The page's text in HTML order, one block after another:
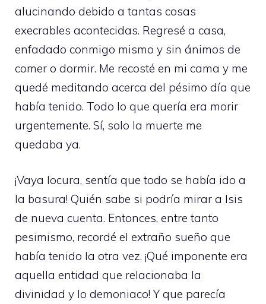
alucinando debido a tantas cosas
execrables acontecidas. Regresé a casa,
enfadado conmigo mismo y sin ánimos de
comer o dormir. Me recosté en mi cama y me
quedé meditando acerca del pésimo día que
había tenido. Todo lo que quería era morir
urgentemente. Sí, solo la muerte me
quedaba ya.
¡Vaya locura, sentía que todo se había ido a
la basura! Quién sabe si podría mirar a Isis
de nueva cuenta. Entonces, entre tanto
pesimismo, recordé el extraño sueño que
había tenido la otra vez. ¡Qué imponente era
aquella entidad que relacionaba la
divinidad y lo demoniaco! Y que parecía